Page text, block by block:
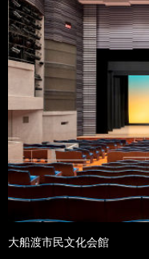
大船渡市民文化会館